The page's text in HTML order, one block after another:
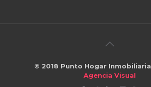
© 2018 Punto Hogar Inmobiliaria
Agencia Visual